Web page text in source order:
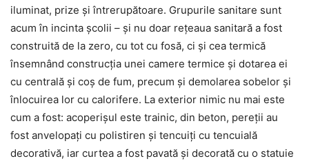
iluminat, prize și întrerupătoare. Grupurile sanitare sunt
acum în incinta școlii – și nu doar rețeaua sanitară a fost
construită de la zero, cu tot cu fosă, ci și cea termică
însemnând construcția unei camere termice și dotarea ei
cu centrală și coș de fum, precum și demolarea sobelor și
înlocuirea lor cu calorifere. La exterior nimic nu mai este
cum a fost: acoperișul este trainic, din beton, pereții au
fost anvelopați cu polistiren și tencuiți cu tencuială
decorativă, iar curtea a fost pavată și decorată cu o statuie